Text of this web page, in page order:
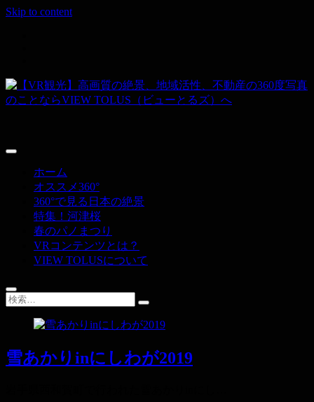
Skip to content
不動産の360度写真のことならVIEW
TOLUS（ビューとるズ）へ
ホーム
オススメ360°
360°で見る日本の絶景
特集！河津桜
春のパノまつり
VRコンテンツとは？
VIEW TOLUSについて
雪あかりinにしわが2019